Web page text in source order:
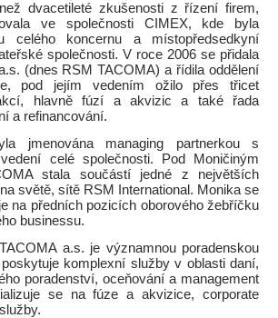
dvacetileté zkušenosti z řízení firem,
ve společnosti CIMEX, kde byla
celého koncernu a místopředsedkyní
společnosti. V roce 2006 se přidala
(dnes RSM TACOMA) a řídila oddělení
pod jejím vedením ožilo přes třicet
hlavně fúzí a akvizic a také řada
a refinancování.
jmenována managing partnerkou s
celé společnosti. Pod Moničiným
stala součástí jedné z největších
světě, sítě RSM International. Monika se
na předních pozicích oborového žebříčku
businessu.
a.s. je významnou poradenskou
komplexní služby v oblasti daní,
poradenství, oceňování a management
se na fúze a akvizice, corporate